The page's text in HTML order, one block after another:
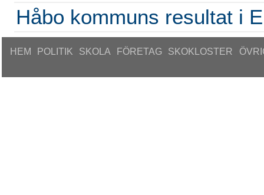
Håbo kommuns resultat i
HEM POLITIK SKOLA FÖRETAG SKOKLOSTER